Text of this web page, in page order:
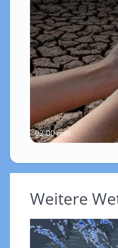
02:00 min
Weitere